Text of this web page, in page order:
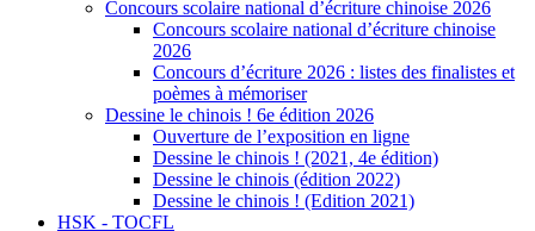
Concours scolaire national d’écriture chinoise 2026
Concours scolaire national d’écriture chinoise
2026
Concours d’écriture 2026 : listes des finalistes et
poèmes à mémoriser
Dessine le chinois ! 6e édition 2026
Ouverture de l’exposition en ligne
Dessine le chinois ! (2021, 4e édition)
Dessine le chinois (édition 2022)
Dessine le chinois ! (Edition 2021)
HSK - TOCFL